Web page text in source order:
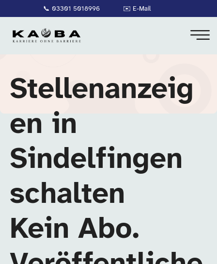
📞 03301 5018996 ✉️ E-Mail
Stellenanzeig
en in
Sindelfingen
schalten
Kein Abo.